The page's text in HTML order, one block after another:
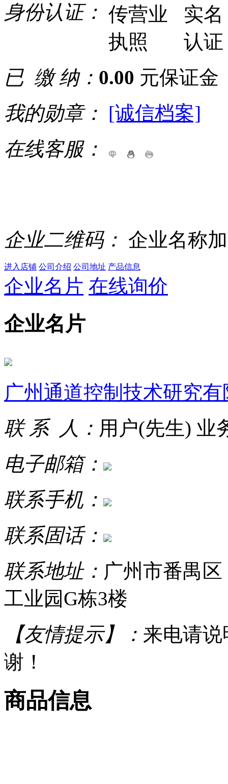
身份认证：
已 缴 纳： 0.00 元保证金
我的勋章： [诚信档案]
在线客服：
企业二维码： 企业名称
进入店铺 公司介绍 公司地址 产品信息
企业名片 在线询价
企业名片
广州通道控制技术研究
联 系 人： 用户(先生) 业
电子邮箱：
联系手机：
联系固话：
联系地址： 广州市番禺
工业园G栋3楼
【友情提示】： 来电请
谢！
商品信息